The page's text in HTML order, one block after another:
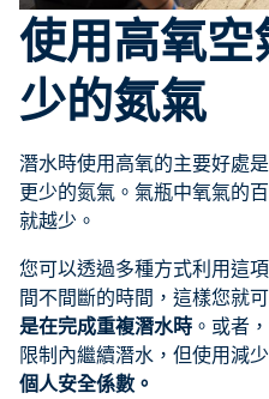
使用高氧
少的氮氣
潛水時使用高氧的主要好處
更少的氮氣。氣瓶中氧氣的
就越少。
您可以透過多種方式利用這
間不間斷的時間，這樣您就
是在完成重複潛水時 。或者
限制內繼續潛水，但使用減
個人安全係數。